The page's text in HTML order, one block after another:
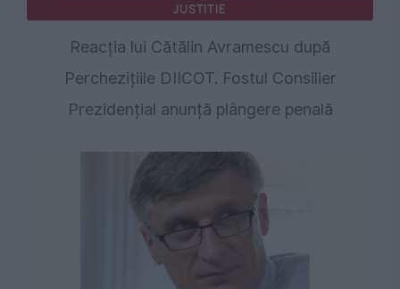
JUSTITIE
Reacția lui Cătălin Avramescu după
Perchezițiile DIICOT. Fostul Consilier
Prezidențial anunță plângere penală